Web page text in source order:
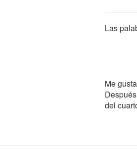
Las
Me
del